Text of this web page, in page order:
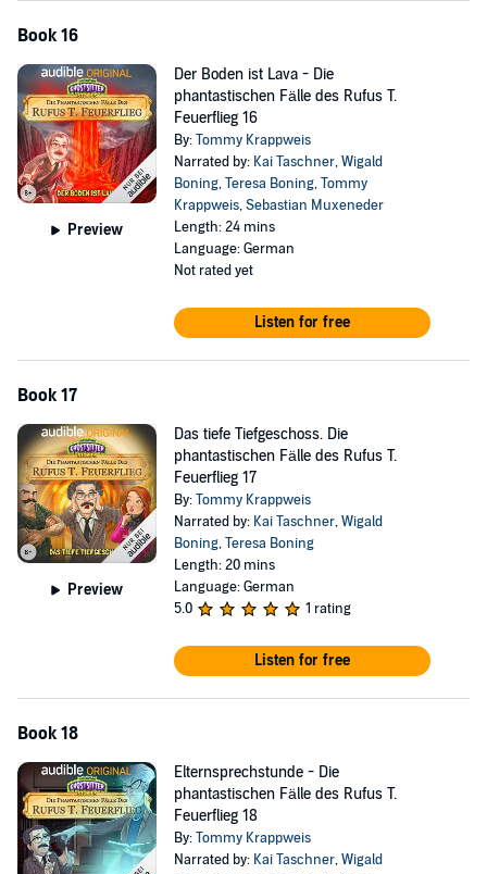
Book 16
Preview
Der Boden ist Lava - Die
phantastischen Fälle des Rufus T.
Feuerflieg 16
By:Tommy Krappweis
Narrated by: Kai Taschner,Wigald
Boning,Teresa Boning,Tommy
Krappweis,Sebastian Muxeneder
Length: 24 mins
Language: German
Not rated yet
Listen for free
Book 17
Preview
Das tiefe Tiefgeschoss. Die
phantastischen Fälle des Rufus T.
Feuerflieg 17
By:Tommy Krappweis
Narrated by: Kai Taschner,Wigald
Boning,Teresa Boning
Length: 20 mins
Language: German
5.0
1 rating
Listen for free
Book 18
Elternsprechstunde - Die
phantastischen Fälle des Rufus T.
Feuerflieg 18
By:Tommy Krappweis
Narrated by: Kai Taschner,Wigald